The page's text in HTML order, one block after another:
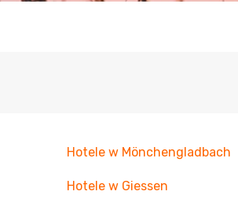
Hotele w Mönchengladbach
Hotele w Giessen